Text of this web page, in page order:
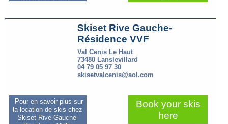
Skiset Rive Gauche-
Résidence VVF
Val Cenis Le Haut
73480 Lanslevillard
04 79 05 97 30
skisetvalcenis@aol.com
Pour en savoir plus sur
la location de skis chez
Skiset Rive Gauche-
Book your skis
here